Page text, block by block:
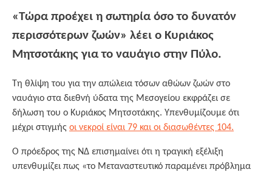
«Τώρα προέχει η σωτηρία όσο το δυνατόν
περισσότερων ζωών» λέει ο Κυριάκος
Μητσοτάκης για το ναυάγιο στην Πύλο.
Τη θλίψη του για την απώλεια τόσων αθώων ζωών στο
ναυάγιο στα διεθνή ύδατα της Μεσογείου εκφράζει σε
δήλωση του ο Κυριάκος Μητσοτάκης. Υπενθυμίζουμε ότι
μέχρι στιγμής οι νεκροί είναι 79 και οι διασωθέντες 104.
Ο πρόεδρος της ΝΔ επισημαίνει ότι η τραγική εξέλιξη
υπενθυμίζει πως «το Μεταναστευτικό παραμένει πρόβλημα